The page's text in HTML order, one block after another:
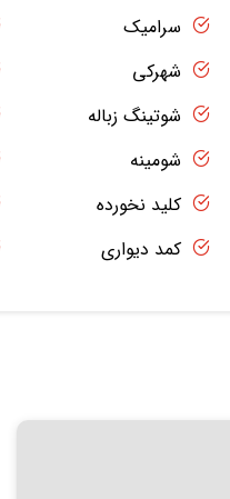
سرامیک
شهرکی
شوتینگ زباله
شومینه
کلید نخورده
کمد دیواری